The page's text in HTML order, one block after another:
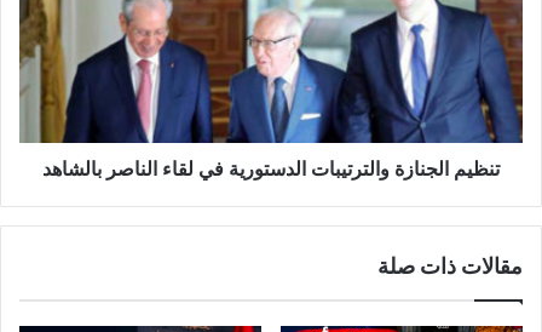
ر
ف
ي
ح
ا
ل
ر
ي
م
ا
ل
ج
ن
ا
تنظيم الجنازة والترتيبات الدستورية في لقاء الناصر بالشاهد
مقالات ذات صلة